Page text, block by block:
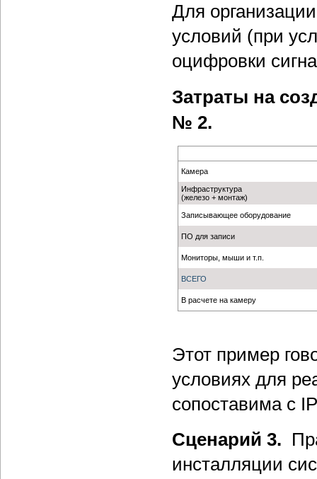
Для
условий (при
оцифровки
Затраты на
№ 2.
Камера
Инфраструктура
(железо + монтаж)
Записывающее оборудование
ПО для записи
Мониторы, мыши и т.п.
ВСЕГО
В расчете на камеру
Этот пример
условиях для
сопоставима с
Сценарий 3.
инсталляции